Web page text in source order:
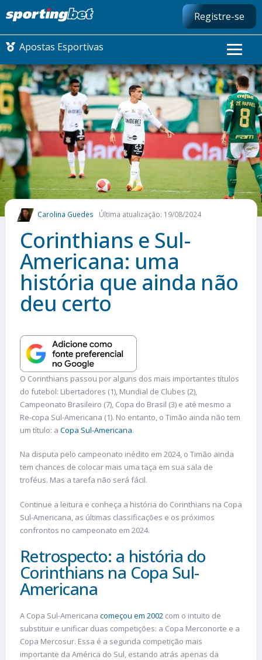
Registre-se
Apostas Esportivas
CONMEBOL LIBERTADORES
FUTEBOL NACIONAL
FUTEBOL INTERNACIONAL
COMO APOSTAR
MAIS ESPORTES
Carolina Guedes Última atualização: 19/08/2024
Corinthians e Sul-
Americana: uma
história que ainda não
deu certo
O Corinthians passou por alguns dos mais importantes títulos
do futebol: Libertadores (1), Mundial de Clubes (2),
Campeonato Brasileiro (7), Copa do Brasil (3) e até mesmo a
Re-copa Sul-Americana (1). No entanto, o Timão ainda não tem
um título: a Copa Sul-Americana.
Na disputa pelo campeonato inédito em 2024, o Timão ainda
tem chances de colocar mais uma taça em sua sala de
troféus. Mas a tarefa não será fácil.
Continue a leitura e conheça a história do Corinthians na Copa
Sul-Americana, as últimas classificações e os próximos
confrontos no campeonato em 2024.
Retrospecto: a história do
Corinthians na Copa Sul-
Americana
A Copa Sul-Americana começou em 2002 com o intuito de
substituir e unificar duas competições: a Copa Merconorte e a
Copa Mercosur. Essa é a segunda competição mais
importante da América do Sul, estando atrás apenas da